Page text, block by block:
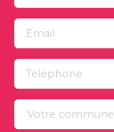
Email
Téléphone
Votre commune